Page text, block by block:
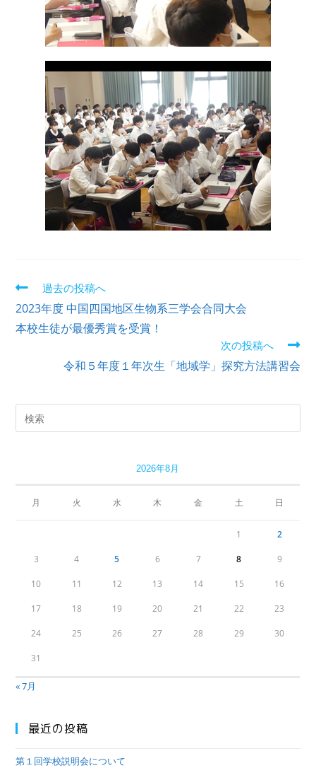
過去の投稿へ
2023年度 中国四国地区生物系三学会合同大会
本校生徒が最優秀賞を受賞！
次の投稿へ
令和５年度１年次生「地域学」探究方法講習会
2026年8月
月 火 水 木 金 土 日
1 2
3 4 5 6 7 8 9
10 11 12 13 14 15 16
17 18 19 20 21 22 23
24 25 26 27 28 29 30
31
« 7月
最近の投稿
第１回学校説明会について